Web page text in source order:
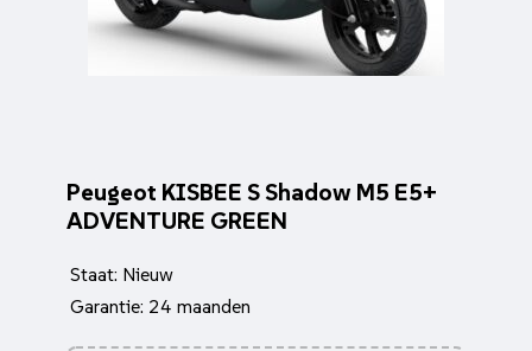
Peugeot KISBEE S Shadow M5 E5+
ADVENTURE GREEN
Staat: Nieuw
Garantie: 24 maanden